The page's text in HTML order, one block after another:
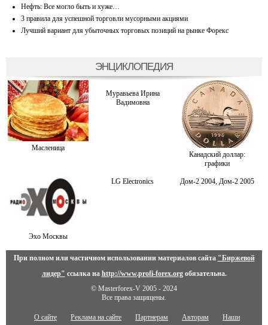
Нефть: Все могло быть и хуже…
3 правила для успешной торговли мусорными акциями
Лучший вариант для убыточных торговых позиций на рынке Форекс
ЭНЦИКЛОПЕДИЯ
Масленица
Муравьева Ирина
Вадимовна
Канадский доллар:
графики
Эхо Москвы
LG Electronics Дом-2 2004, Дом-2 2005
При полном или частичном использовании материалов сайта "Биржевой
лидер" ссылка на http://www.profi-forex.orgобязательна.
© Masterforex-V 2005 - 2024
Все права защищены.
О сайте Реклама на сайте Партнерам Авторам Наши